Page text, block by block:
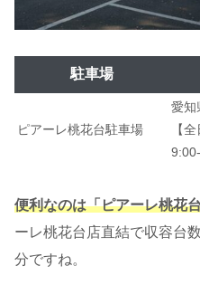
駐車場
ピアーレ桃花台駐車場
愛知
【全
便利なのは「ピアーレ桃花
ーレ桃花台店直結で収容台
分ですね。